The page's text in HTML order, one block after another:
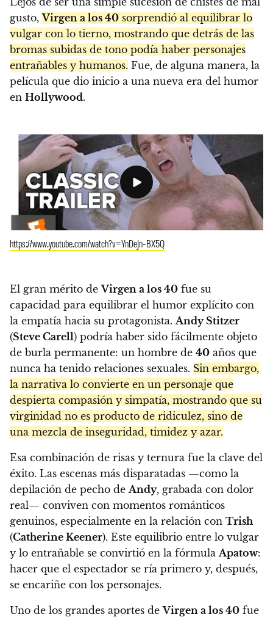
gusto,Virgen a los 40 sorprendió al equilibrar lo
vulgar con lo tierno, mostrando que detrás de las
bromas subidas de tono podía haber personajes
entrañables y humanos. Fue, de alguna manera, la
película que dio inicio a una nueva era del humor
en Hollywood.
https://www.youtube.com/watch?v=YnDeJn-BX5Q
El gran mérito deVirgen a los 40 fue su
capacidad para equilibrar el humor explícito con
la empatía hacia su protagonista. Andy Stitzer
(Steve Carell) podría haber sido fácilmente objeto
de burla permanente: un hombre de 40 años que
nunca ha tenido relaciones sexuales. Sin embargo,
la narrativa lo convierte en un personaje que
despierta compasión y simpatía, mostrando que su
virginidad no es producto de ridiculez, sino de
una mezcla de inseguridad, timidez y azar.
Esa combinación de risas y ternura fue la clave del
éxito. Las escenas más disparatadas —como la
depilación de pecho de Andy, grabada con dolor
real— conviven con momentos románticos
genuinos, especialmente en la relación con Trish
(Catherine Keener). Este equilibrio entre lo vulgar
y lo entrañable se convirtió en la fórmula Apatow:
hacer que el espectador se ría primero y, después,
se encariñe con los personajes.
Uno de los grandes aportes deVirgen a los 40 fue